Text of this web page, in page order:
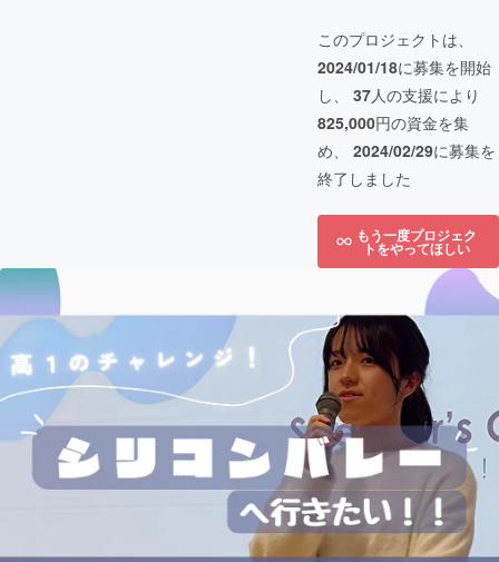
このプロジェクトは、
2024/01/18に募集を開始
し、 37人の支援により
825,000円の資金を集
め、 2024/02/29に募集を
終了しました
もう一度プロジェク
トをやってほしい